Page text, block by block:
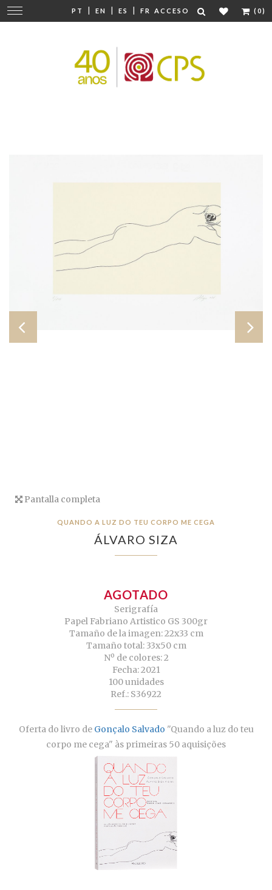
PT | EN | ES | FR ACCESO (0)
Cambiar
navegación
Pantalla completa
QUANDO A LUZ DO TEU CORPO ME CEGA
ÁLVARO SIZA
AGOTADO
Serigrafía
Papel Fabriano Artistico GS 300gr
Tamaño de la imagen: 22x33 cm
Tamaño total: 33x50 cm
Nº de colores: 2
Fecha: 2021
100 unidades
Ref.: S36922
Oferta do livro de Gonçalo Salvado "Quando a luz do teu
corpo me cega" às primeiras 50 aquisições